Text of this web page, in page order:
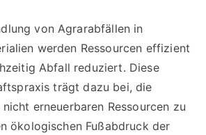
von Agrarabfällen in
werden Ressourcen effizient
Abfall reduziert. Diese
trägt dazu bei, die
erneuerbaren Ressourcen zu
ökologischen Fußabdruck der